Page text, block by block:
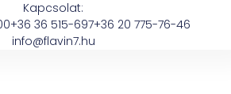
Kapcsolat:
+36 36 515-697+36 20 775-76-46
info@flavin7.hu